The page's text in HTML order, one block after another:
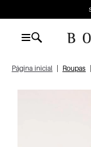
Página inicial Roupas